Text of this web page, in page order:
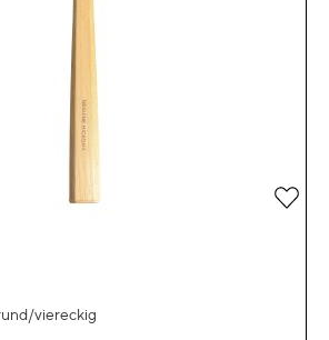
viereckig
Zur